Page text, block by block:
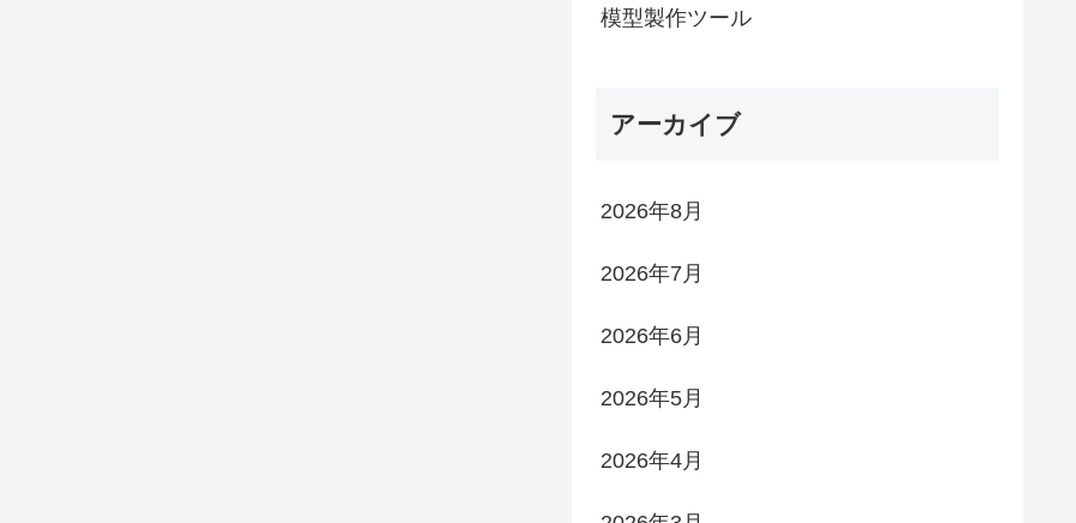
模型製作ツール
アーカイブ
2026年8月
2026年7月
2026年6月
2026年5月
2026年4月